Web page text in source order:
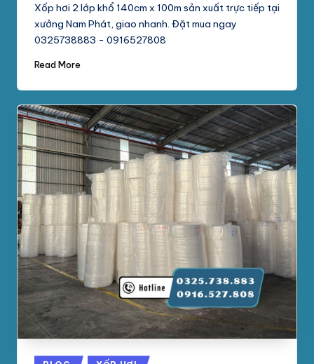
Xốp hơi 2 lớp khổ 140cm x 100m sản xuất trực tiếp tại
xưởng Nam Phát, giao nhanh. Đặt mua ngay
0325738883 - 0916527808
Read More